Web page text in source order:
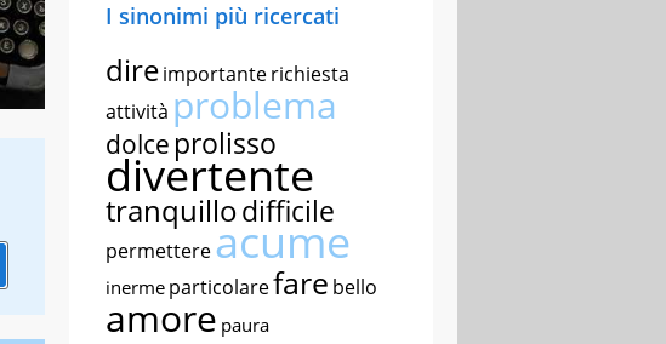
I sinonimi più ricercati
direimportanterichiesta
attività problema
dolce prolisso
divertente
tranquillodifficile
permettereacume
inerme particolarefare bello
amore paura